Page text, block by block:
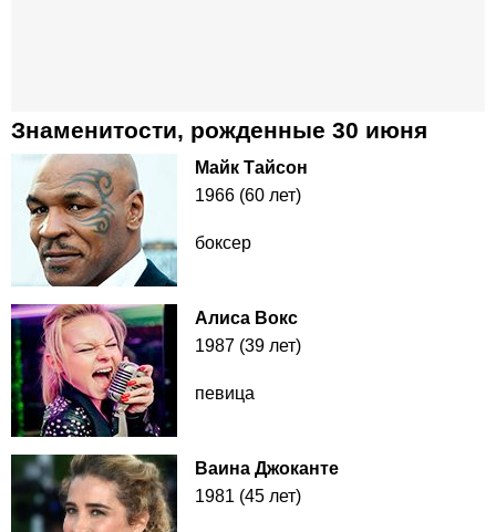
Знаменитости, рожденные 30 июня
Майк Тайсон
1966 (60 лет)
боксер
Алиса Вокс
1987 (39 лет)
певица
Ваина Джоканте
1981 (45 лет)